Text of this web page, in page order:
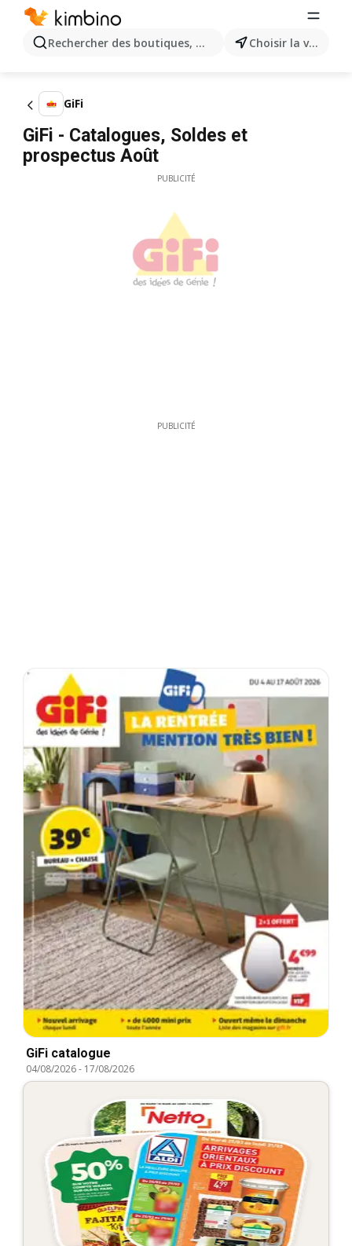
Rechercher des boutiques, des catégories, des Choisir la ville
GiFi
GiFi - Catalogues, Soldes et
prospectus Août
PUBLICITÉ
PUBLICITÉ
GiFi catalogue
04/08/2026- 17/08/2026